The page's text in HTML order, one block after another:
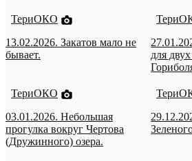
ТериОКО
13.02.2026. Закатов мало не
бывает.
для
ТериОКО
03.01.2026. Небольшая
прогулка вокруг Чертова
(Дружинного) озера.